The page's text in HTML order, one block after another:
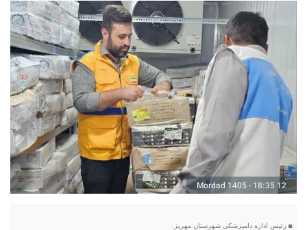
12 Mordad 1405 - 18:35
رئیس اداره دامپزشکی شهرستان مهریز: